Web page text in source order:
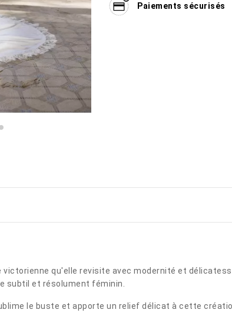
Paiements sécurisés
qu'elle revisite avec modernité et
subtil et résolument féminin.
le buste et apporte un relief délicat à cette